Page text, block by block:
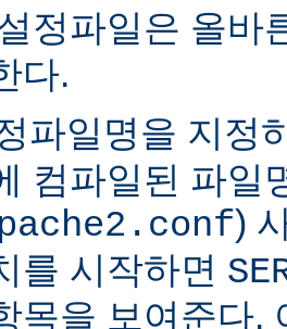
정파일은 올바
다.
파일명을 지정
컴파일된 파일
)
를 시작하면
목을 보여준다.